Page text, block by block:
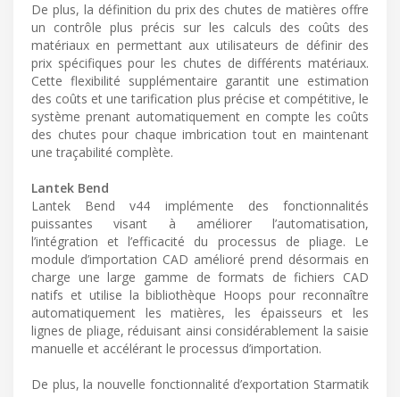
De plus, la définition du prix des chutes de matières offre
un contrôle plus précis sur les calculs des coûts des
matériaux en permettant aux utilisateurs de définir des
prix spécifiques pour les chutes de différents matériaux.
Cette flexibilité supplémentaire garantit une estimation
des coûts et une tarification plus précise et compétitive, le
système prenant automatiquement en compte les coûts
des chutes pour chaque imbrication tout en maintenant
une traçabilité complète.
Lantek Bend
Lantek Bend v44 implémente des fonctionnalités
puissantes visant à améliorer l’automatisation,
l’intégration et l’efficacité du processus de pliage. Le
module d’importation CAD amélioré prend désormais en
charge une large gamme de formats de fichiers CAD
natifs et utilise la bibliothèque Hoops pour reconnaître
automatiquement les matières, les épaisseurs et les
lignes de pliage, réduisant ainsi considérablement la saisie
manuelle et accélérant le processus d’importation.
De plus, la nouvelle fonctionnalité d’exportation Starmatik